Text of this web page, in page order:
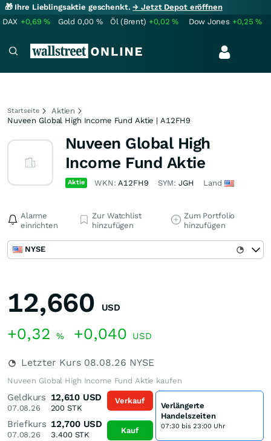
🎁 Ihre Lieblingsaktie geschenkt.→ Jetzt Depot eröffnen
DAX +0,69% Gold 0,00 % Öl (Brent) +0,02% Dow Jones +0,25%
Startseite
Aktien
Nuveen Global High Income Fund Aktie | A12FH9
Nuveen Global High
Income Fund Aktie
Aktie WKN:A12FH9 SYM: JGH Land
Alarme
einrichten
Zur Watchlist
hinzufügen
Zum Portfolio
hinzufügen
NYSE
12,660 USD
+0,32 % +0,040 USD
Letzter Kurs 08.08.26 NYSE
Nuveen Global High Income Fund Aktie kaufen
Geldkurs
07.08.26
12,610 USD
200 STK
Briefkurs
07.08.26
12,700 USD
3.400STK
Verkauf
Kauf
Verlängerte
Handelszeiten
07:30 bis 23:00 Uhr